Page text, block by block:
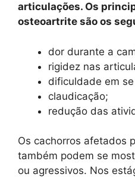
articulações. Os
osteoartrite são os
dor durante a
rigidez nas
dificuldade em
claudicação;
redução das
Os cachorros afetados
também podem se
ou agressivos. Nos